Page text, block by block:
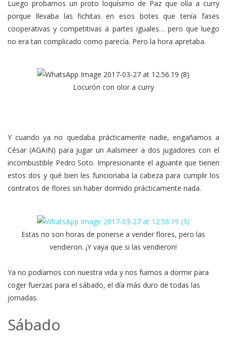
Luego probamos un proto loquísimo de Paz que olía a curry
porque llevaba las fichitas en esos botes que tenía fases
cooperativas y competitivas a partes iguales… pero que luego
no era tan complicado como parecía. Pero la hora apretaba.
Locurón con olor a curry
Y cuando ya no quedaba prácticamente nadie, engañamos a
César (AGAIN) para jugar un Aalsmeer a dos jugadores con el
incombustible Pedro Soto. Impresionante el aguante que tienen
estos dos y qué bien les funcionaba la cabeza para cumplir los
contratos de flores sin haber dormido prácticamente nada.
Estas no son horas de ponerse a vender flores, pero las
vendieron. ¡Y vaya que si las vendieron!
Ya no podíamos con nuestra vida y nos fuimos a dormir para
coger fuerzas para el sábado, el día más duro de todas las
jornadas.
Sábado